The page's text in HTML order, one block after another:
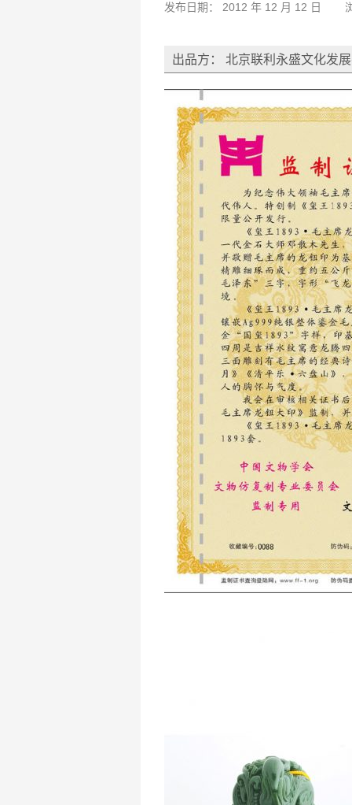
发布日期： 2012 年 12 月 12 日
出品方： 北京联利永盛文化发